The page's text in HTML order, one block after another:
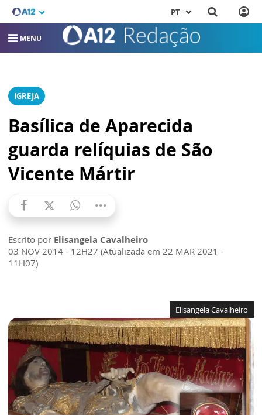
PT
MENU
IGREJA
Basílica de Aparecida
guarda relíquias de São
Vicente Mártir
Escrito por Elisangela Cavalheiro
03 NOV 2014 - 12H27 (Atualizada em 22 MAR 2021 -
11H07)
Elisangela Cavalheiro